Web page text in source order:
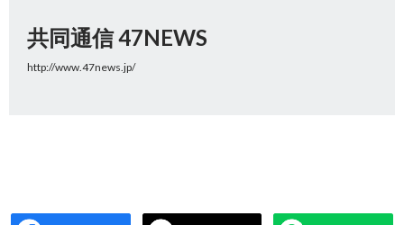
共同通信 47NEWS
http://www.47news.jp/